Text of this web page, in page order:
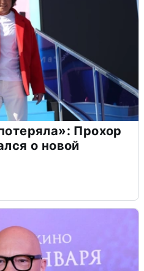
Прохор
о новой